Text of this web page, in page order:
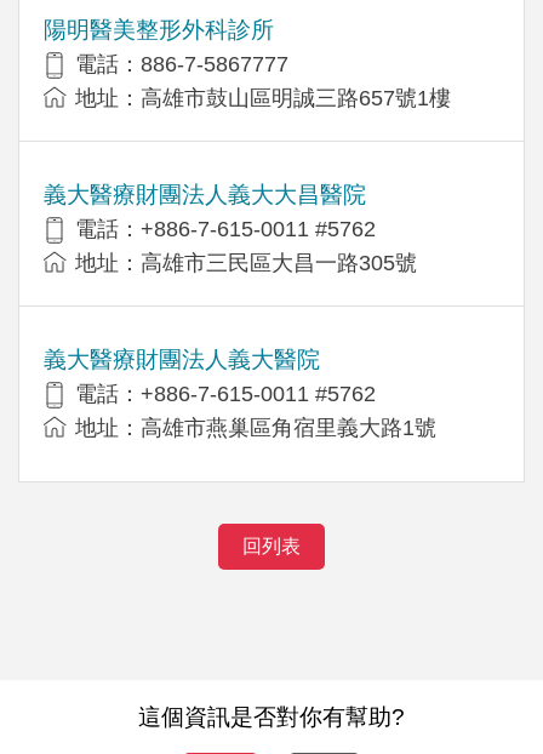
陽明醫美整形外科診所
電話：886-7-5867777
地址：高雄市鼓山區明誠三路657號1樓
義大醫療財團法人義大大昌醫院
電話：+886-7-615-0011 #5762
地址：高雄市三民區大昌一路305號
義大醫療財團法人義大醫院
電話：+886-7-615-0011 #5762
地址：高雄市燕巢區角宿里義大路1號
回列表
這個資訊是否對你有幫助?